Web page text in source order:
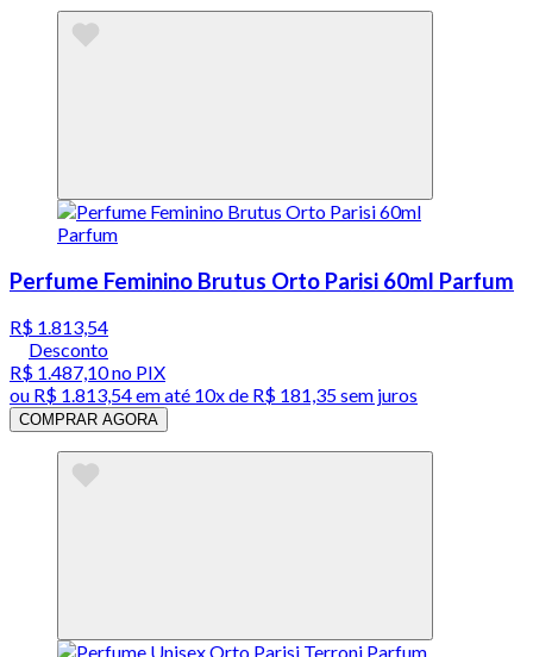
Perfume Feminino Brutus Orto Parisi 60ml Parfum
R$ 1.813,54
Desconto
R$ 1.487,10no PIX
ou R$ 1.813,54em até 10x de R$ 181,35 sem juros
COMPRAR AGORA